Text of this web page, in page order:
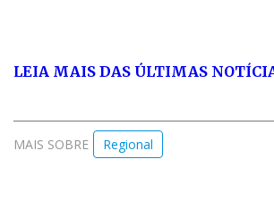
LEIA MAIS DAS ÚLTIMAS
MAIS SOBRE Regional